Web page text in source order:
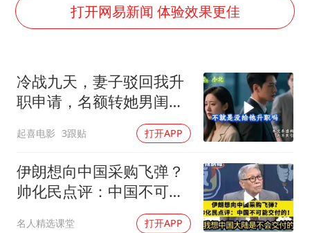
日本试射“战斧”导弹，国防部回应
名创优品回应女子吐槽内裤质量差
秋天的第一杯奶茶到底有多火
38岁演员求职万岁山NPC成功
夯实基础开新局
打开网易新闻 体验效果更佳
冷战九天，妻子驳回我升
职申请，名额转她男闺
蜜，我转身办妥1件事
起喜电影 3跟贴 打开APP
伊朗想向中国采购飞弹？
帅化民点评：中国不可能
名人精选课堂 打开APP